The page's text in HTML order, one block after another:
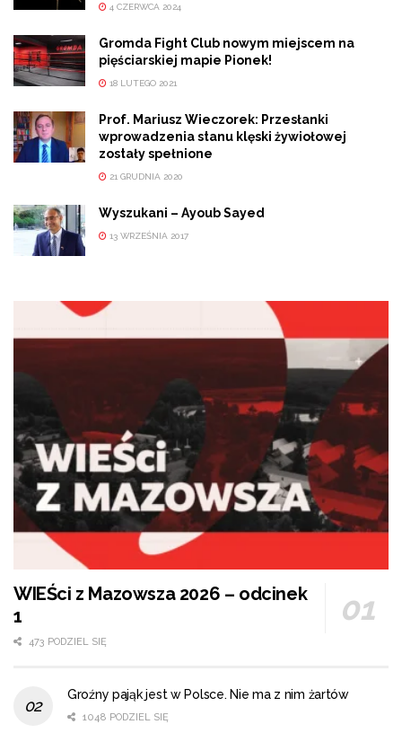
4 CZERWCA 2024
Gromda Fight Club nowym miejscem na
pięściarskiej mapie Pionek!
18 LUTEGO 2021
Prof. Mariusz Wieczorek: Przesłanki
wprowadzenia stanu klęski żywiołowej
zostały spełnione
21 GRUDNIA 2020
Wyszukani – Ayoub Sayed
13 WRZEŚNIA 2017
WIEŚci z Mazowsza 2026 – odcinek
1
473 PODZIEL SIĘ
Groźny pająk jest w Polsce. Nie ma z nim żartów
1048 PODZIEL SIĘ